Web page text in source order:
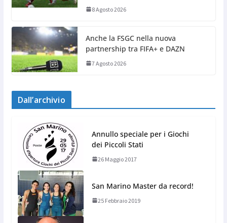
8 Agosto 2026
Anche la FSGC nella nuova
partnership tra FIFA+ e DAZN
7 Agosto 2026
Dall’archivio
Annullo speciale per i Giochi
dei Piccoli Stati
26 Maggio 2017
San Marino Master da record!
25 Febbraio 2019